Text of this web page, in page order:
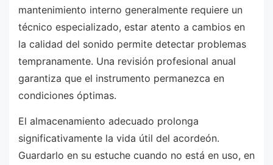
mantenimiento interno generalmente requiere un
técnico especializado, estar atento a cambios en
la calidad del sonido permite detectar problemas
tempranamente. Una revisión profesional anual
garantiza que el instrumento permanezca en
condiciones óptimas.
El almacenamiento adecuado prolonga
significativamente la vida útil del acordeón.
Guardarlo en su estuche cuando no está en uso, en